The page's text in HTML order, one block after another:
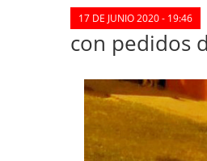
17 DE JUNIO 2020 - 19:46
con pedidos